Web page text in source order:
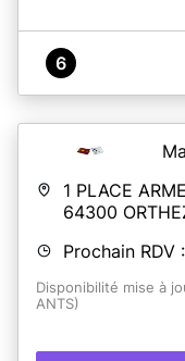
6
1 PLACE
64300
Prochain RDV :
Disponibilité mise à
ANTS)